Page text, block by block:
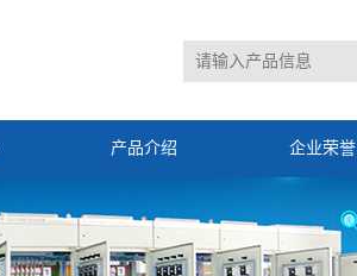
产品介绍 企业荣誉